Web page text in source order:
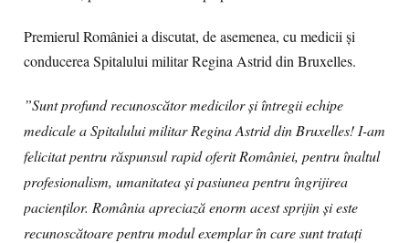
Premierul României a discutat, de asemenea, cu medicii și
conducerea Spitalului militar Regina Astrid din Bruxelles.
”Sunt profund recunoscător medicilor și întregii echipe
medicale a Spitalului militar Regina Astrid din Bruxelles! I-am
felicitat pentru răspunsul rapid oferit României, pentru înaltul
profesionalism, umanitatea și pasiunea pentru îngrijirea
pacienților. România apreciază enorm acest sprijin și este
recunoscătoare pentru modul exemplar în care sunt tratați